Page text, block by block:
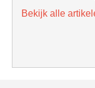
Bekijk alle